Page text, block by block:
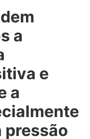
a
e
a
pressão